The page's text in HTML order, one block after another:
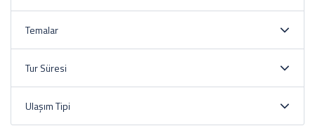
Temalar
Tur Süresi
Ulaşım Tipi